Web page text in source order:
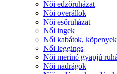
Női edzőruházat
Nöi overállok
Női esőruházat
Női ingek
Női kabátok,
Női leggings
Női merinó gyapjú
Női nadrágok